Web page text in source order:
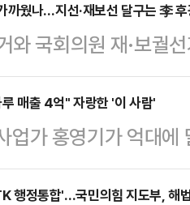
역시 지역 동의 없는
은 사실상 어려워졌
은 전날 엑스(X·옛 트
"며 "천년의 역사를
로 강행할 수는 없다
까웠나…지선·재보선 달구는 李
와 국회의원 재·보궐
게 재정렬되는 양상
과의 직접적인 접점'
과 얼마나 가까이에
'샤라웃'(shout out)을
매출 4억" 자랑한 '이 사람'
업가 홍영기가 억대
체납 논란도 다시 주
행정통합'…국민의힘 지도부, 해